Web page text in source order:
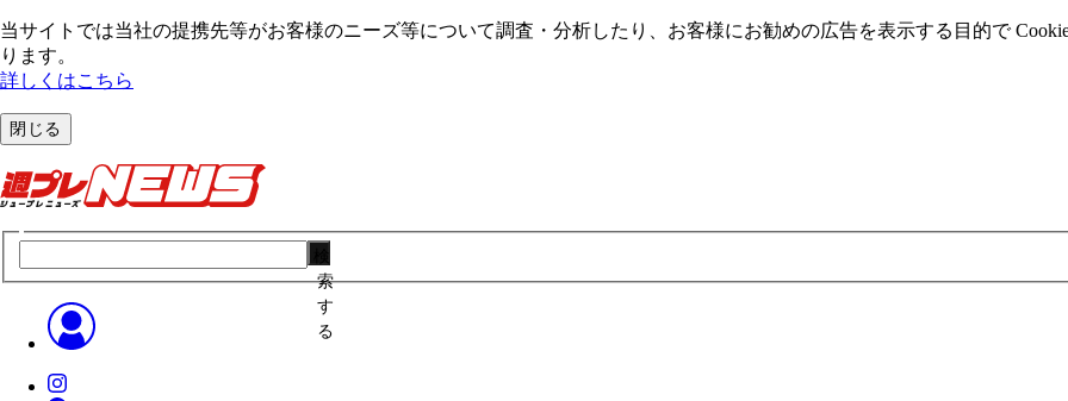
当サイトでは当社の提携先等がお客様のニーズ等について調査・分析したり、お客様にお勧めの広告を表⽰する⽬的で
ります。
詳しくはこちら
閉じる
索
す
る